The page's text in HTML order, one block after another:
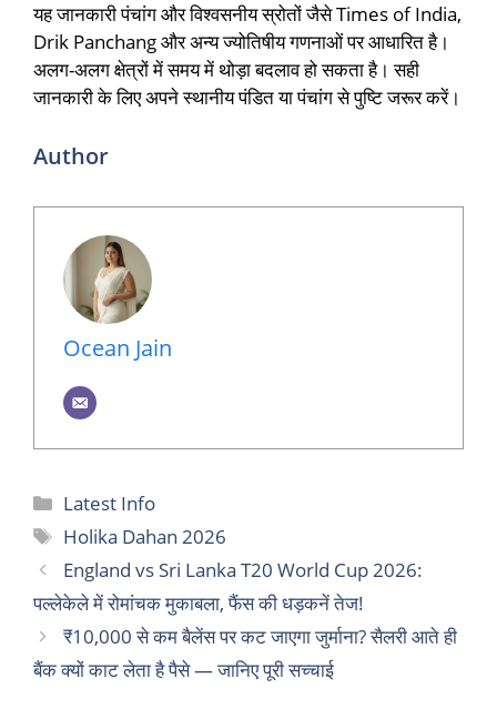
यह जानकारी पंचांग और विश्वसनीय स्रोतों जैसेTimes of India,
Drik Panchang और अन्य ज्योतिषीय गणनाओं पर आधारित है।
अलग-अलग क्षेत्रों में समय में थोड़ा बदलाव हो सकता है। सही
जानकारी के लिए अपने स्थानीय पंडित या पंचांग से पुष्टि जरूर करें।
Author
Ocean Jain
Categories
Latest Info
Tags
Holika Dahan 2026
England vs Sri Lanka T20 World Cup 2026:
पल्लेकेले में रोमांचक मुकाबला, फैंस की धड़कनें तेज!
₹10,000 से कम बैलेंस पर कट जाएगा जुर्माना? सैलरी आते ही
बैंक क्यों काट लेता है पैसे — जानिए पूरी सच्चाई